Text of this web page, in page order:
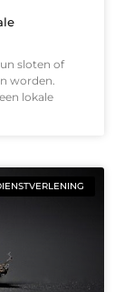
sloten of
worden.
lokale